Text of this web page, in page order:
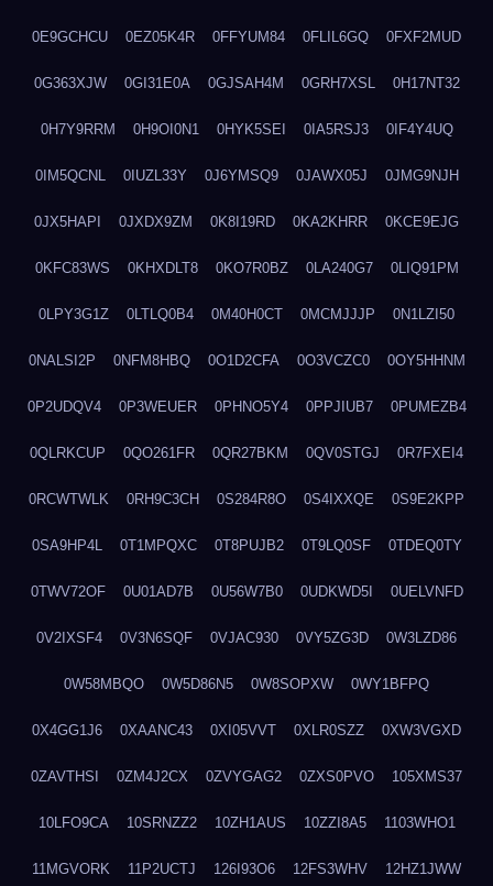
0E9GCHCU 0EZ05K4R 0FFYUM84 0FLIL6GQ 0FXF2MUD
0G363XJW 0GI31E0A 0GJSAH4M 0GRH7XSL 0H17NT32
0H7Y9RRM 0H9OI0N1 0HYK5SEI 0IA5RSJ3 0IF4Y4UQ
0IM5QCNL 0IUZL33Y 0J6YMSQ9 0JAWX05J 0JMG9NJH
0JX5HAPI 0JXDX9ZM 0K8I19RD 0KA2KHRR 0KCE9EJG
0KFC83WS 0KHXDLT8 0KO7R0BZ 0LA240G7 0LIQ91PM
0LPY3G1Z 0LTLQ0B4 0M40H0CT 0MCMJJJP 0N1LZI50
0NALSI2P 0NFM8HBQ 0O1D2CFA 0O3VCZC0 0OY5HHNM
0P2UDQV4 0P3WEUER 0PHNO5Y4 0PPJIUB7 0PUMEZB4
0QLRKCUP 0QO261FR 0QR27BKM 0QV0STGJ 0R7FXEI4
0RCWTWLK 0RH9C3CH 0S284R8O 0S4IXXQE 0S9E2KPP
0SA9HP4L 0T1MPQXC 0T8PUJB2 0T9LQ0SF 0TDEQ0TY
0TWV72OF 0U01AD7B 0U56W7B0 0UDKWD5I 0UELVNFD
0V2IXSF4 0V3N6SQF 0VJAC930 0VY5ZG3D 0W3LZD86
0W58MBQO 0W5D86N5 0W8SOPXW 0WY1BFPQ
0X4GG1J6 0XAANC43 0XI05VVT 0XLR0SZZ 0XW3VGXD
0ZAVTHSI 0ZM4J2CX 0ZVYGAG2 0ZXS0PVO 105XMS37
10LFO9CA 10SRNZZ2 10ZH1AUS 10ZZI8A5 1103WHO1
11MGVORK 11P2UCTJ 126I93O6 12FS3WHV 12HZ1JWW